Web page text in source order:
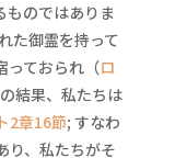
ものではありま
た御霊を持って
っておられ（ロ
結果、私たちは
2章16節; すなわ
り、私たちがそ